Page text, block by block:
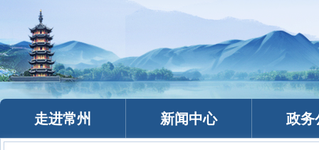
走进常州 新闻中心 政务